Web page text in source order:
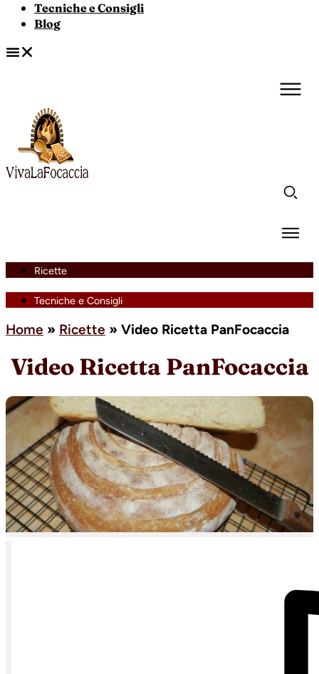
Tecniche e Consigli
Blog
Ricette
Tecniche e Consigli
Home » Ricette » Video Ricetta PanFocaccia
Video Ricetta PanFocaccia